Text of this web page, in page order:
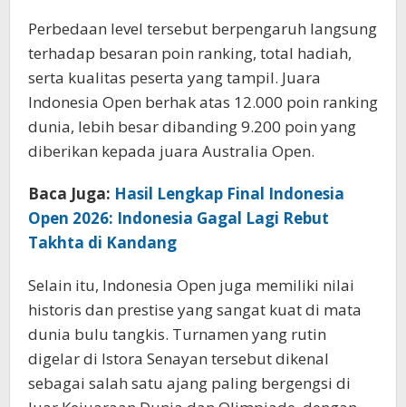
Perbedaan level tersebut berpengaruh langsung
terhadap besaran poin ranking, total hadiah,
serta kualitas peserta yang tampil. Juara
Indonesia Open berhak atas 12.000 poin ranking
dunia, lebih besar dibanding 9.200 poin yang
diberikan kepada juara Australia Open.
Baca Juga: Hasil Lengkap Final Indonesia
Open 2026: Indonesia Gagal Lagi Rebut
Takhta di Kandang
Selain itu, Indonesia Open juga memiliki nilai
historis dan prestise yang sangat kuat di mata
dunia bulu tangkis. Turnamen yang rutin
digelar di Istora Senayan tersebut dikenal
sebagai salah satu ajang paling bergengsi di